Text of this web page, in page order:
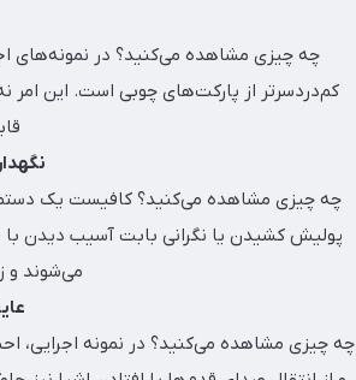
چه چیزی مشاهده می‌کنید؟ در نمونه‌های
کم‌دردسرتر از پارکت‌های چوبی است. این امر
چه چیزی مشاهده می‌کنید؟ کافیست یک
پولیش کشیدن یا نگرانی بابت آسیب دیدن با
می‌شوند و
چه چیزی مشاهده می‌کنید؟ در نمونه